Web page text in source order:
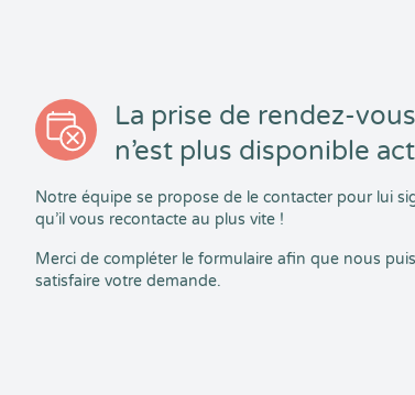
La prise de rendez-
n’est plus disponible
Notre équipe se propose de le contacter pour lui
qu’il vous recontacte au plus vite !
Merci de compléter le formulaire afin que nous
satisfaire votre demande.